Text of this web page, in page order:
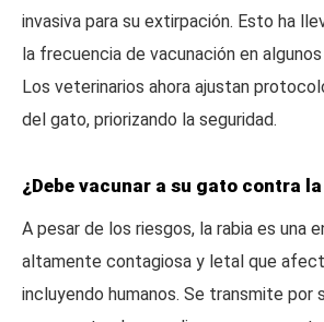
invasiva para su extirpación. Esto ha
la frecuencia de vacunación en
Los veterinarios ahora ajustan
del gato, priorizando la seguridad.
¿Debe vacunar a su gato contra
A pesar de los riesgos, la rabia es una
altamente contagiosa y letal que
incluyendo humanos. Se transmite por